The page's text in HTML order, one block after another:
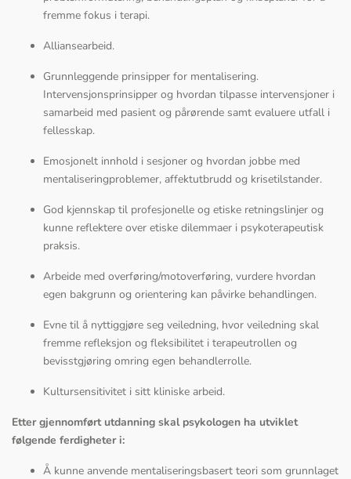
fremme fokus i terapi.
Alliansearbeid.
Grunnleggende prinsipper for mentalisering.
Intervensjonsprinsipper og hvordan tilpasse intervensjoner i
samarbeid med pasient og pårørende samt evaluere utfall i
fellesskap.
Emosjonelt innhold i sesjoner og hvordan jobbe med
mentaliseringproblemer, affektutbrudd og krisetilstander.
God kjennskap til profesjonelle og etiske retningslinjer og
kunne reflektere over etiske dilemmaer i psykoterapeutisk
praksis.
Arbeide med overføring/motoverføring, vurdere hvordan
egen bakgrunn og orientering kan påvirke behandlingen.
Evne til å nyttiggjøre seg veiledning, hvor veiledning skal
fremme refleksjon og fleksibilitet i terapeutrollen og
bevisstgjøring omring egen behandlerrolle.
Kultursensitivitet i sitt kliniske arbeid.
Etter gjennomført utdanning skal psykologen ha utviklet
følgende ferdigheter i:
Å kunne anvende mentaliseringsbasert teori som grunnlaget